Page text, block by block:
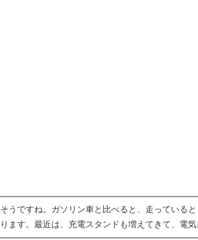
そうですね。ガソリン車と比べると、走っている
ります。最近は、充電スタンドも増えてきて、電